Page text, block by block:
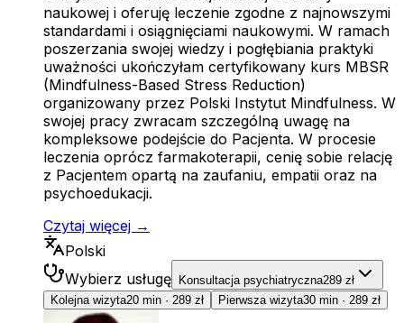
naukowej i oferuję leczenie zgodne z najnowszymi
standardami i osiągnięciami naukowymi. W ramach
poszerzania swojej wiedzy i pogłębiania praktyki
uważności ukończyłam certyfikowany kurs MBSR
(Mindfulness-Based Stress Reduction)
organizowany przez Polski Instytut Mindfulness. W
swojej pracy zwracam szczególną uwagę na
kompleksowe podejście do Pacjenta. W procesie
leczenia oprócz farmakoterapii, cenię sobie relację
z Pacjentem opartą na zaufaniu, empatii oraz na
psychoedukacji.
Czytaj więcej →
Polski
Wybierz usługę
Konsultacja psychiatryczna289 zł
Kolejna wizyta20 min · 289 zł Pierwsza wizyta30 min · 289 zł